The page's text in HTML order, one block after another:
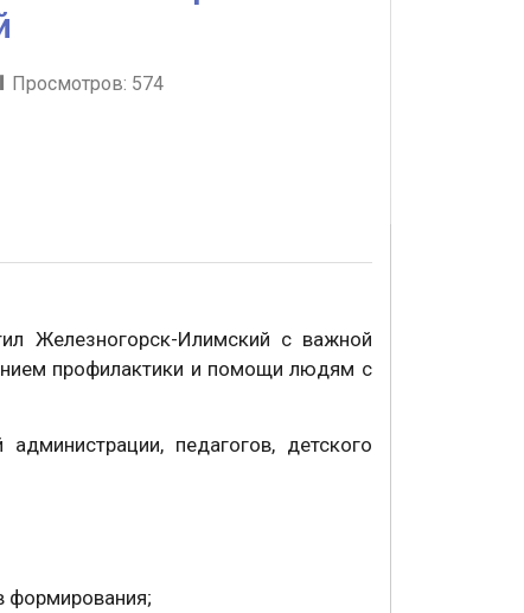
Просмотров: 574
Железногорск-Илимский с важной
профилактики и помощи людям с
педагогов, детского
формирования;